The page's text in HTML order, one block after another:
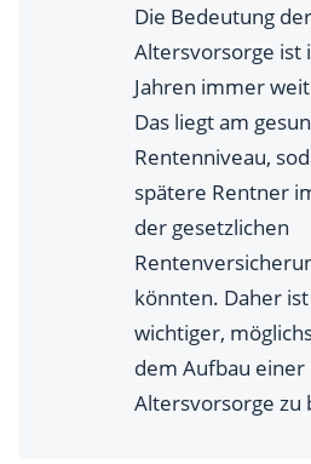
Die Bedeutung
Altersvorsorge ist
Jahren immer
Das liegt am
Rentenniveau,
spätere Rentner
der gesetzlichen
könnten. Daher
wichtiger,
dem Aufbau
Altersvorsorge zu